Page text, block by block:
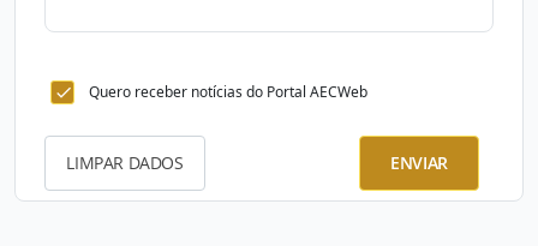
Quero receber notícias do Portal AECWeb
LIMPAR DADOS ENVIAR